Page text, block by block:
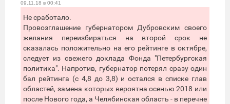
09.11.18 в 00:41
Не сработало.
Провозглашение губернатором Дубровским своего
желания переизбираться на второй срок не
сказалась положительно на его рейтинге в октябре,
следует из свежего доклада Фонда "Петербургская
политика". Напротив, губернатор потерял сразу один
бал рейтинга (с 4,8 до 3,8) и остался в списке глав
областей, замена которых вероятна осенью 2018 или
после Нового года, а Челябинская область - в перечне